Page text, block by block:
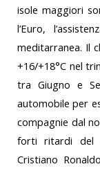
isole maggiori
l’Euro,
meditarranea. Il
+16/+18°C nel
tra Giugno e
automobile per
compagnie dal
forti ritardi del
Cristiano